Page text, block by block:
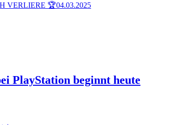
VERLIERE 🏆04.03.2025
PlayStation beginnt heute